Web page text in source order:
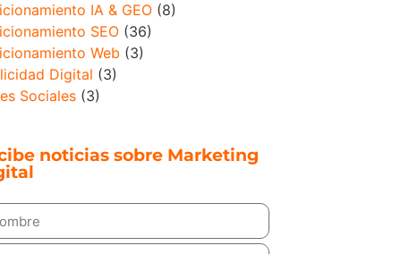
IA & GEO(8)
SEO(36)
Web (3)
Digital (3)
Sociales(3)
noticias sobre Marketing